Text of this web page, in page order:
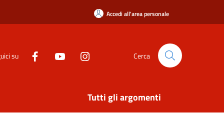
Accedi all'area personale
su Cerca
Tutti gli argomenti